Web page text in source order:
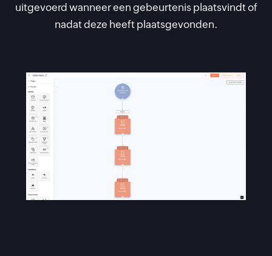
uitgevoerd wanneer een gebeurtenis plaatsvindt of
nadat deze heeft plaatsgevonden.